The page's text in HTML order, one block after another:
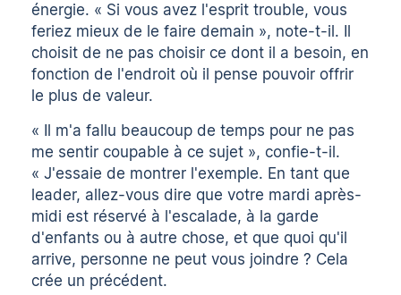
énergie. « Si vous avez l'esprit trouble, vous
feriez mieux de le faire demain », note-t-il. Il
choisit de ne pas choisir ce dont il a besoin, en
fonction de l'endroit où il pense pouvoir offrir
le plus de valeur.
« Il m'a fallu beaucoup de temps pour ne pas
me sentir coupable à ce sujet », confie-t-il.
« J'essaie de montrer l'exemple. En tant que
leader, allez-vous dire que votre mardi après-
midi est réservé à l'escalade, à la garde
d'enfants ou à autre chose, et que quoi qu'il
arrive, personne ne peut vous joindre ? Cela
crée un précédent.